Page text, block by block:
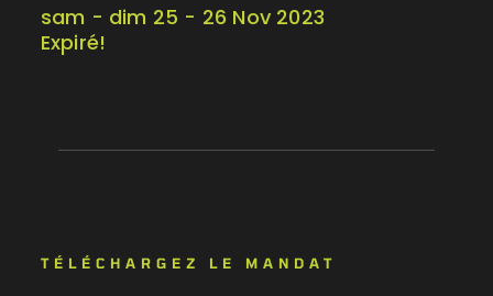
sam - dim 25 - 26 Nov 2023
Expiré!
TÉLÉCHARGEZ LE MANDAT